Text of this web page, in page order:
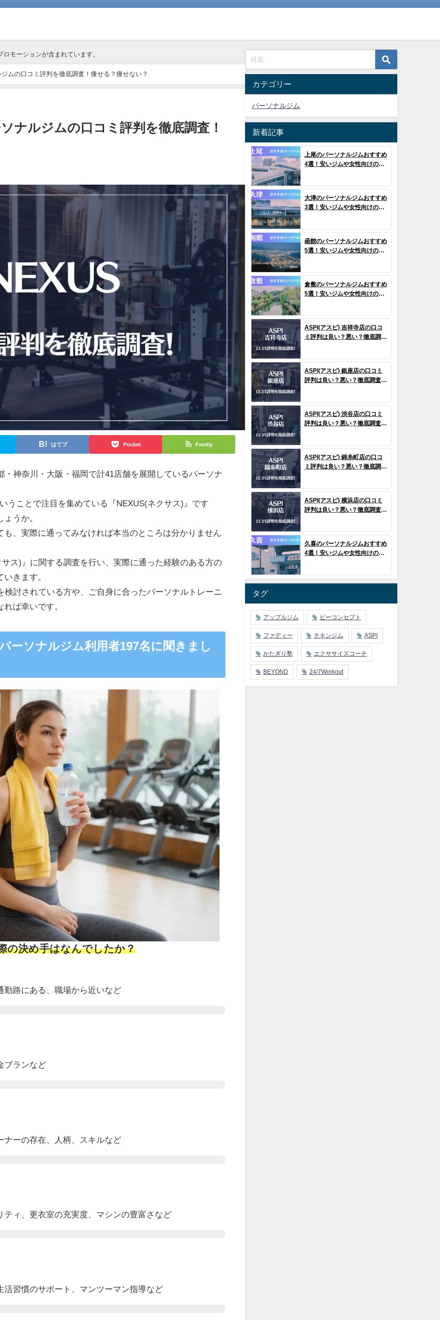
ロモーションが含まれています。
ムの口コミ評判を徹底調査！痩せる？痩せない？
ナルジムの口コミ評判を徹底調査！
はてブ Pocket Feedly
・神奈川・大阪・福岡で計41店舗を展開しているパーソナ
うことで注目を集めている『NEXUS(ネクサス)』です
うか。
、実際に通ってみなければ本当のところは分かりません
ス)』に関する調査を行い、実際に通った経験のある方の
きます。
検討されている方や、ご自身に合ったパーソナルトレーニ
ば幸いです。
ーソナルジム利用者197名に聞きまし
の決め手はなんでしたか？
勤路にある、職場から近いなど
プランなど
ナーの存在、人柄、スキルなど
ティ、更衣室の充実度 、マシンの豊富さなど
活習慣のサポート 、マンツーマン指導など
カテゴリー
パーソナルジム
新着記事
上尾のパーソナルジムおすすめ
4選！安いジムや女性向けのジ
大津のパーソナルジムおすすめ
3選！安いジムや女性向けのジ
函館のパーソナルジムおすすめ
5選！安いジムや女性向けのジ
倉敷のパーソナルジムおすすめ
5選！安いジムや女性向けのジ
ASPI(アスピ) 吉祥寺店の口コ
ミ評判は良い？悪い？徹底調査
ASPI(アスピ) 銀座店の口コミ
評判は良い？悪い？徹底調査し
ASPI(アスピ) 渋谷店の口コミ
評判は良い？悪い？徹底調査し
ASPI(アスピ) 錦糸町店の口コ
ミ評判は良い？悪い？徹底調査
ASPI(アスピ) 横浜店の口コミ
評判は良い？悪い？徹底調査し
久喜のパーソナルジムおすすめ
4選！安いジムや女性向けのジ
タグ
アップルジム ビーコンセプト
ファディー チキンジム ASPI
かたぎり塾 エクササイズコーチ
BEYOND 24/7Workout